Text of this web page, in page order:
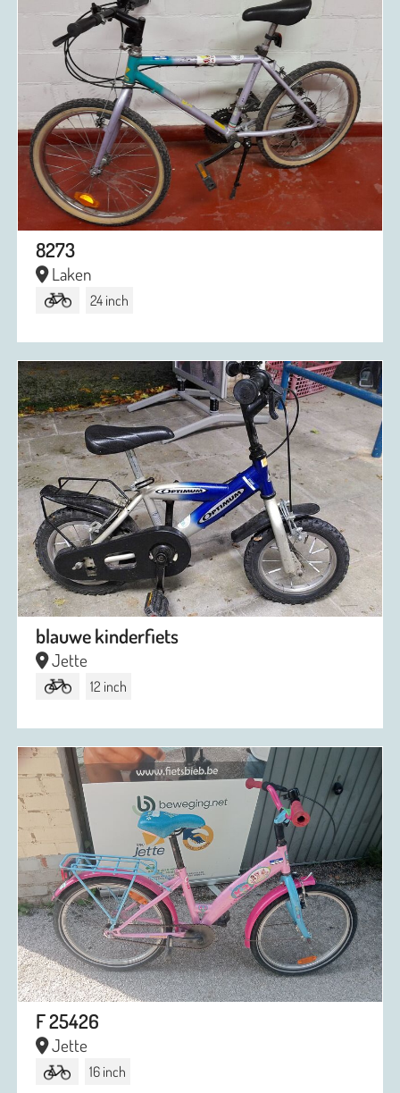
8273
Laken
24 inch
blauwe kinderfiets
Jette
12 inch
F 25426
Jette
16 inch